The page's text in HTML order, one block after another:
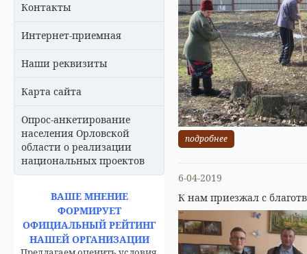
Контакты
Интернет-приемная
Наши реквизиты
Карта сайта
Опрос-анкетирование
населения Орловской
области о реализации
национальных проектов
ВАШЕ МНЕНИЕ
ФОРМИРУЕТ
ОФИЦИАЛЬНЫЙ РЕЙТИНГ
НАШЕЙ ОРГАНИЗАЦИИ
подробнее
6-04-2019
К нам приезжал с